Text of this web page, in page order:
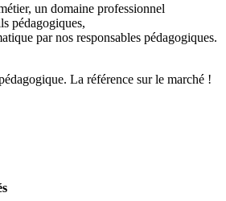
un domaine professionnel
pédagogiques,
par nos responsables pédagogiques.
La référence sur le marché !